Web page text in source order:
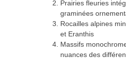
Prairies fleuries
graminées
Rocailles alpines
et Eranthis
Massifs
nuances des